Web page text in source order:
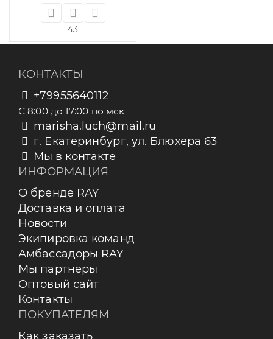
43
КОНТАКТЫ
+79955640112
С 8:00 до 17:00 по мск
marisha.luch@mail.ru
г. Екатеринбург, ул. Блюхера 63
Мы в контакте
ИНФОРМАЦИЯ
О бренде RAY
Доставка и оплата
Новости
Экипировка команд
Амбассадоры RAY
Мы партнеры
Оптовый сайт
Контакты
ПОКУПАТЕЛЯМ
Как заказать